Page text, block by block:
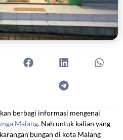
berbagi informasi mengenai
Malang. Nah untuk kalian yang
bungan di kota Malang